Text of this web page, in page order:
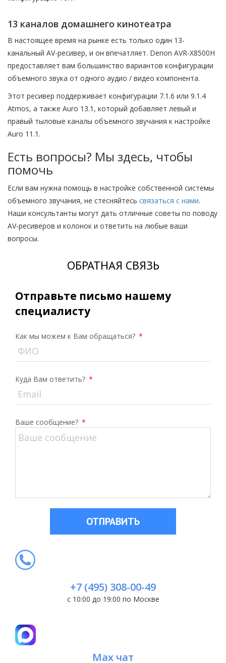
13 каналов домашнего кинотеатра
В настоящее время на рынке есть только один 13-
канальный AV-ресивер, и он впечатляет. Denon AVR-X8500H
предоставляет вам большинство вариантов конфигурации
объемного звука от одного аудио / видео компонента.
Этот ресивер поддерживает конфигурации 7.1.6 или 9.1.4
Atmos, а также Auro 13.1, который добавляет левый и
правый тыловые каналы объемного звучания к настройке
Auro 11.1.
Есть вопросы? Мы здесь, чтобы
помочь
Если вам нужна помощь в настройке собственной системы
объемного звучания, не стесняйтесь связаться с нами.
Наши консультанты могут дать отличные советы по поводу
AV-ресиверов и колонок и ответить на любые ваши
вопросы.
ОБРАТНАЯ СВЯЗЬ
Отправьте письмо нашему
специалисту
Как мы можем к Вам обращаться? *
Куда Вам ответить? *
Ваше сообщение? *
ОТПРАВИТЬ
+7 (495) 308-00-49
с 10:00 до 19:00 по Москве
Max чат